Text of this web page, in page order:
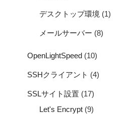
デスクトップ環境 (1)
メールサーバー (8)
OpenLightSpeed (10)
SSHクライアント (4)
SSLサイト設置 (17)
Let's Encrypt (9)